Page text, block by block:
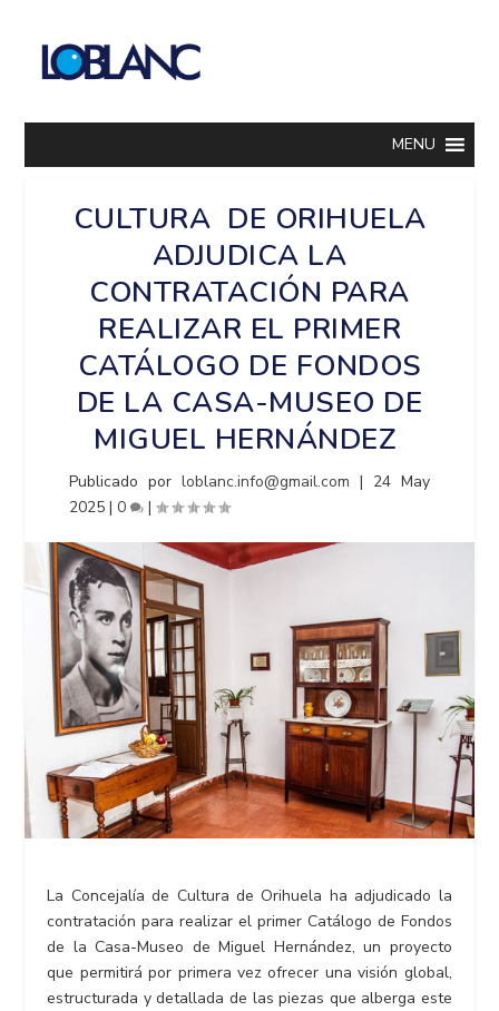
MENU
CULTURA DE ORIHUELA
ADJUDICA LA
CONTRATACIÓN PARA
REALIZAR EL PRIMER
CATÁLOGO DE FONDOS
DE LA CASA-MUSEO DE
MIGUEL HERNÁNDEZ
Publicado porloblanc.info@gmail.com | 24 May
2025 |0 |
La Concejalía de Cultura de Orihuela ha adjudicado la
contratación para realizar el primer Catálogo de Fondos
de la Casa-Museo de Miguel Hernández, un proyecto
que permitirá por primera vez ofrecer una visión global,
estructurada y detallada de las piezas que alberga este